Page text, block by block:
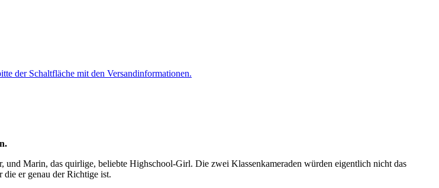
der Schaltfläche mit den Versandinformationen.
Marin, das quirlige, beliebte Highschool-Girl. Die zwei Klassenkameraden würden eigentlich nicht das
er genau der Richtige ist.